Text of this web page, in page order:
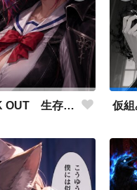
Chapter９ BLACK OUT 生存者側伴 緋聖の設定とストーリーに使用した画像